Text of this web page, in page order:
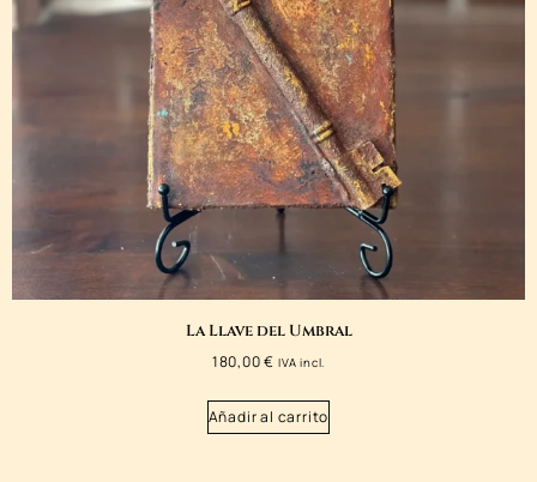
La Llave del Umbral
180,00€ IVA incl.
Añadir al carrito